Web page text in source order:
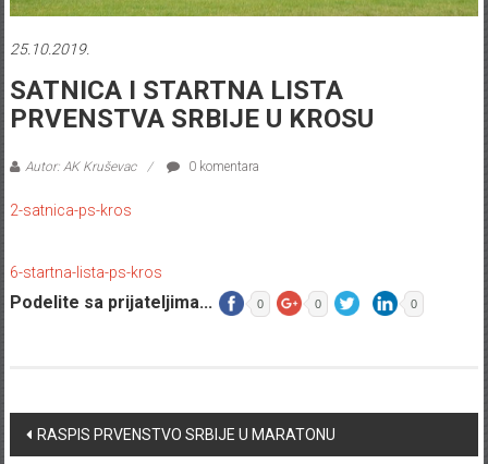
25.10.2019.
SATNICA I STARTNA LISTA
PRVENSTVA SRBIJE U KROSU
Autor: AK Kruševac 0 komentara
2-satnica-ps-kros
6-startna-lista-ps-kros
Podelite sa prijateljima... 0 0 0
Post navigation
RASPIS PRVENSTVO SRBIJE U MARATONU